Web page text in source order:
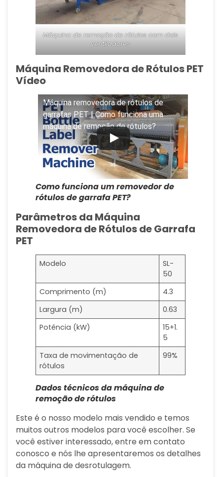
Máquina de remoção de rótulos com dois
ventiladores
Máquina Removedora de Rótulos PET
Vídeo
Máquina removedora de rótulos de
garrafas PET | Como funciona uma
máquina de remoção de rótulos?
Como funciona um removedor de
rótulos de garrafa PET?
Parâmetros da Máquina
Removedora de Rótulos de Garrafa
PET
Modelo
SL-
50
Comprimento (m)
4.3
Largura (m)
0.63
Potência (kW)
15+1.
5
Taxa de movimentação de
rótulos
99%
Dados técnicos da máquina de
remoção de rótulos
Este é o nosso modelo mais vendido e temos
muitos outros modelos para você escolher. Se
você estiver interessado, entre em contato
conosco e nós lhe apresentaremos os detalhes
da máquina de desrotulagem.